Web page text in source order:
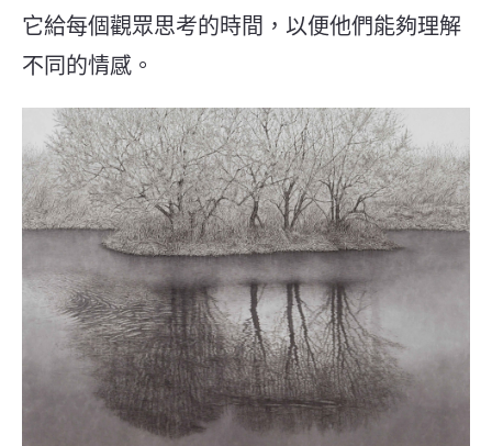
它給每個觀眾思考的時間，以便他們能夠理解
不同的情感。